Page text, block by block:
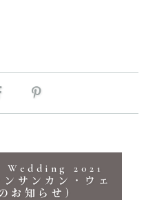
Wedding 2021
サンカン・ウェ
お知らせ）